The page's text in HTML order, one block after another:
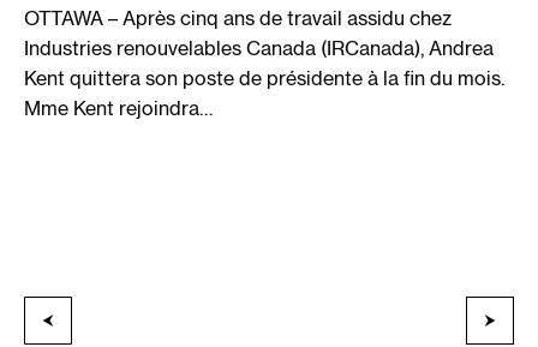
OTTAWA – Après cinq ans de travail assidu chez
Industries renouvelables Canada (IRCanada), Andrea
Kent quittera son poste de présidente à la fin du mois.
Mme Kent rejoindra…